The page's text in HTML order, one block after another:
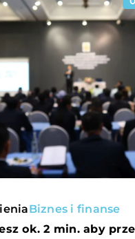
Biznes i finanse
ok. 2 min. aby